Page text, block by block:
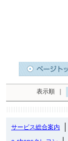
表示順
サービス総合案内